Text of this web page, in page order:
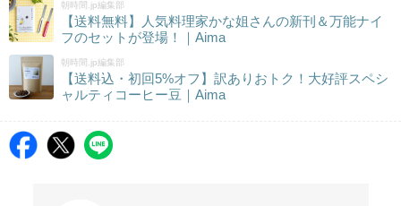
朝時間.jp編集部
【送料無料】人気料理家かな姐さんの新刊＆万能ナイ
フのセットが登場！｜Aima
朝時間.jp編集部
【送料込・初回5%オフ】訳ありおトク！大好評スペシ
ャルティコーヒー豆｜Aima